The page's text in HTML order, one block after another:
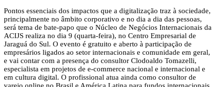
Pontos essenciais dos impactos que a digitalização traz à sociedade,
principalmente no âmbito corporativo e no dia a dia das pessoas,
será tema de bate-papo que o Núcleo de Negócios Internacionais da
ACIJS realiza no dia 9 (quarta-feira), no Centro Empresarial de
Jaraguá do Sul. O evento é gratuito e aberto à participação de
empresários ligados ao setor internacionais e comunidade em geral,
e vai contar com a presença do consultor Clodoaldo Tomazelli,
especialista em projetos de e-commerce nacional e internacional e
em cultura digital. O profissional atua ainda como consultor de
varejo online no Brasil e América Latina para fundos internacionais